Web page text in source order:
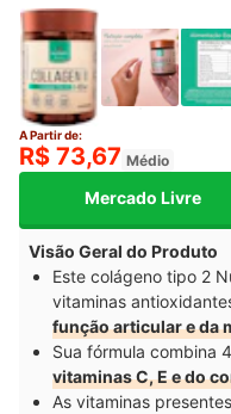
A Partir de:
R$ 73,67 Médio
Mercado Livre
Visão Geral do Produto
Este colágeno tipo 2
vitaminas
função articular e da
Sua fórmula combina
vitaminas C, E e do
As vitaminas